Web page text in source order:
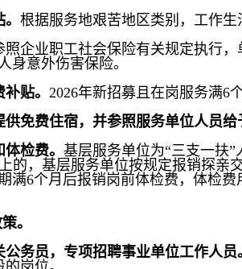
根据服务地艰苦地区类别，工作
照企业职工社会保险有关规定执行
身意外伤害保险。
贴。 2026年新招募且在岗服务满6
供免费住宿，并参照服务单位人员
检费。 基层服务单位为“三支一扶
的，基层服务单位按规定报销探亲
满6个月后报销岗前体检费，体检
。
公务员，专项招聘事业单位工作人员